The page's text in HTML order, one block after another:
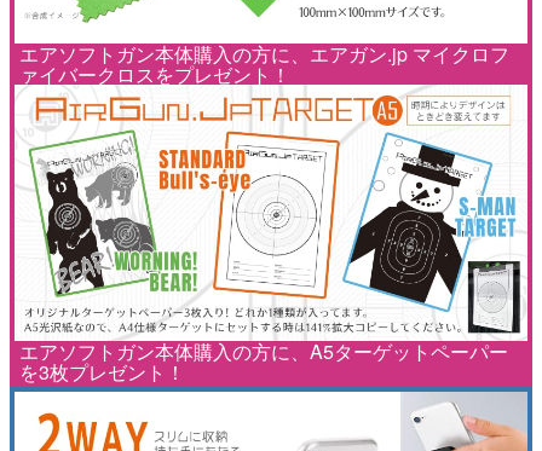
エアソフトガン本体購入の方に、エアガン.jp マイクロフ
ァイバークロスをプレゼント！
エアソフトガン本体購入の方に、A5ターゲットペーパー
を3枚プレゼント！